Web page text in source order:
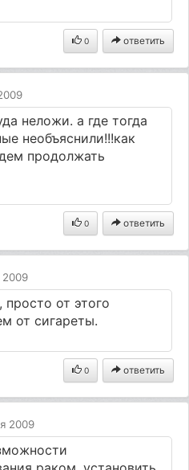
0 ответить
неложи. а где тогда
необъяснили!!!как
продолжать
0 ответить
2009
от этого
от сигареты.
0 ответить
2009